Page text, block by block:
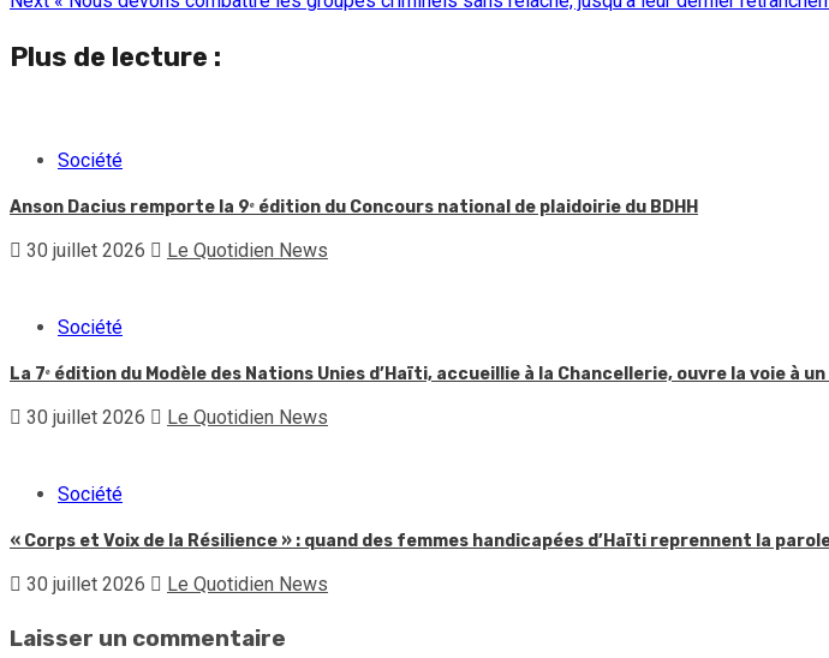
Plus de lecture :
Société
Anson Dacius remporte la 9ᵉ édition du Concours national de plaidoirie du BDHH
30 juillet 2026 Le Quotidien News
Société
La 7ᵉ édition du Modèle des Nations Unies d’Haïti, accueillie à la Chancellerie, ouvre la voie à
30 juillet 2026 Le Quotidien News
Société
« Corps et Voix de la Résilience » : quand des femmes handicapées d’Haïti reprennent la
30 juillet 2026 Le Quotidien News
Laisser un commentaire